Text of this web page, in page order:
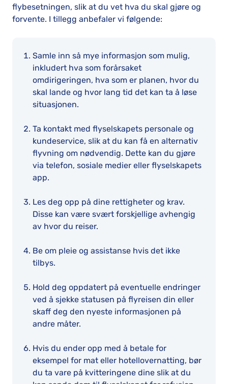
flybesetningen, slik at du vet hva du skal gjøre og
forvente. I tillegg anbefaler vi følgende:
Samle inn så mye informasjon som mulig,
inkludert hva som forårsaket
omdirigeringen, hva som er planen, hvor du
skal lande og hvor lang tid det kan ta å løse
situasjonen.
Ta kontakt med flyselskapets personale og
kundeservice, slik at du kan få en alternativ
flyvning om nødvendig. Dette kan du gjøre
via telefon, sosiale medier eller flyselskapets
app.
Les deg opp på dine rettigheter og krav.
Disse kan være svært forskjellige avhengig
av hvor du reiser.
Be om pleie og assistanse hvis det ikke
tilbys.
Hold deg oppdatert på eventuelle endringer
ved å sjekke statusen på flyreisen din eller
skaff deg den nyeste informasjonen på
andre måter.
Hvis du ender opp med å betale for
eksempel for mat eller hotellovernatting, bør
du ta vare på kvitteringene dine slik at du